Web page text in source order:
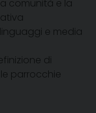
comunità e la
e media
di
parrocchie